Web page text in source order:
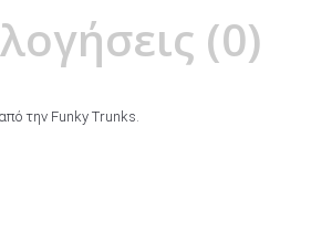
(0)
την Funky Trunks.